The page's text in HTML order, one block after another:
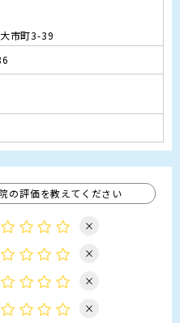
市町3-39
の評価を教えてください
×
×
×
×